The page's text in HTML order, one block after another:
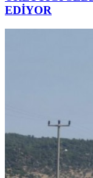
EDİYOR